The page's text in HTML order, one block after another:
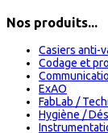
Nos produits...
Casiers anti-
Codage et
ExAO
FabLab /
Hygiène /